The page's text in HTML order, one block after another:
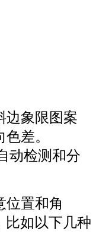
边象限图案
差。
动检测和分
位置和角
比如以下几种